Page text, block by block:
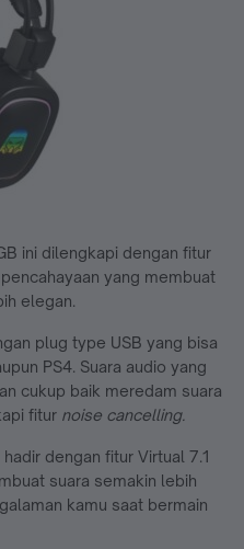
ini dilengkapi dengan fitur
yang membuat
elegan.
plug type USB yang bisa
PS4. Suara audio yang
cukup baik meredam suara
fitur noise cancelling.
dengan fitur Virtual 7.1
suara semakin lebih
kamu saat bermain